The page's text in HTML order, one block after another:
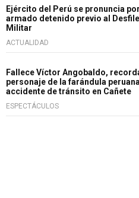
Ejército del Perú se pronuncia
armado detenido previo al
Militar
ACTUALIDAD
Fallece Víctor Angobaldo,
personaje de la farándula
accidente de tránsito en Cañete
ESPECTÁCULOS